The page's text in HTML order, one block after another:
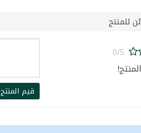
للمنتج
0/5
قيم المنتج